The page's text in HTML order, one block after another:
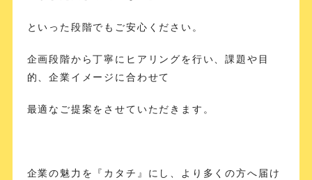
といった段階でもご安心ください。
企画段階から丁寧にヒアリングを行い、課題や目
的、企業イメージに合わせて
最適なご提案をさせていただきます。
企業の魅力を『カタチ』にし、より多くの方へ届け